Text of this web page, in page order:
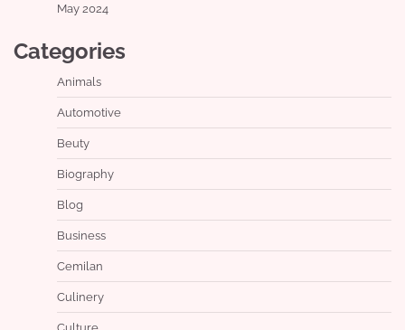
May 2024
Categories
Animals
Automotive
Beuty
Biography
Blog
Business
Cemilan
Culinery